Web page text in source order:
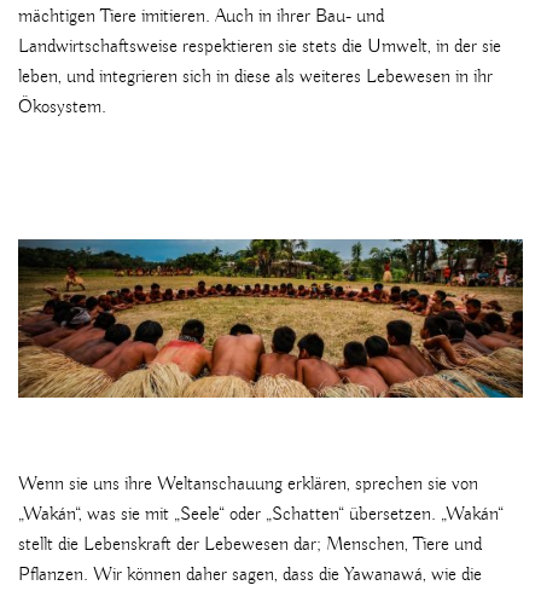
mächtigen Tiere imitieren. Auch in ihrer Bau- und
Landwirtschaftsweise respektieren sie stets die Umwelt, in der sie
leben, und integrieren sich in diese als weiteres Lebewesen in ihr
Ökosystem.
Wenn sie uns ihre Weltanschauung erklären, sprechen sie von
„Wakán“, was sie mit „Seele“ oder „Schatten“ übersetzen. „Wakán“
stellt die Lebenskraft der Lebewesen dar; Menschen, Tiere und
Pflanzen. Wir können daher sagen, dass die Yawanawá, wie die